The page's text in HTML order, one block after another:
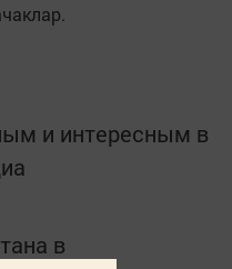
и интересным в
в